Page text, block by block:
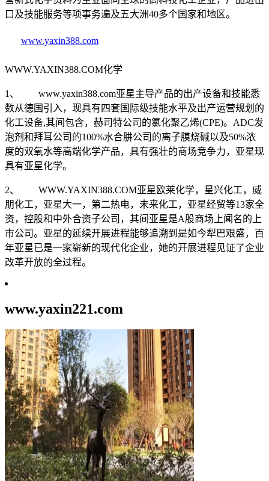
口及技能服务等项事务遍及五大洲40多个国家和地区。
www.yaxin388.com
WWW.YAXIN388.COM化学
1、 www.yaxin388.com亚星主导产品的出产设备和技能悉
数从德国引入，现具有四套国际级技能水平及出产运营规划的
化工设备,其间包含，赫司特公司的氯化聚乙烯(CPE)。ADC发
泡剂和拜耳公司的100%水合肼公司的离子膜烧碱以及50%浓
度的双氧水等高端化学产品，具有强壮的商场竞争力，亚星现
具有亚星化学。
2、 WWW.YAXIN388.COM亚星欧莱化学，星兴化工，威
朋化工，亚星大一，第二热电，未来化工，亚星经贸等13家全
资，控股和中外合资子公司，其间亚星是A股商场上闻名的上
市公司。亚星的延续开展进程能够追溯到是如今犁巴艰盛，百
年亚星已是一家崭新的现代化企业，她的开展进程见证了企业
改革开放的全过程。
www.yaxin221.com